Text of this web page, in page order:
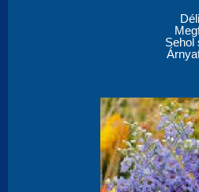
Sehol